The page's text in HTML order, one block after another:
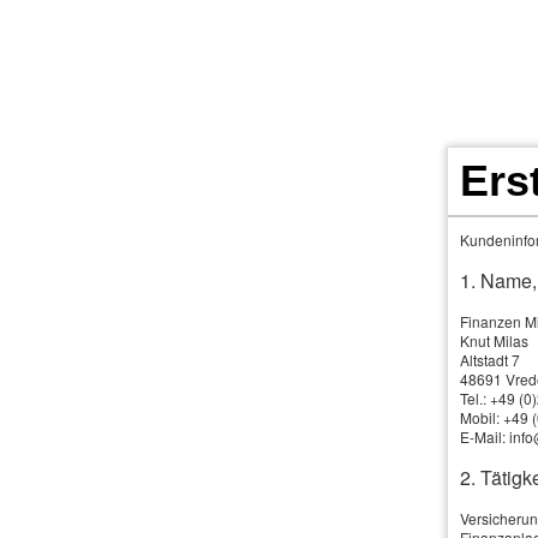
Schwe­re
gar keinen Vertrag. Eine Alternative zum privaten
un­ter­neh­men angeboten wird. Die Dred-Disease-
schweren Krank­hei­ten auftritt - zum Beispiel
1.
Finanzen
Knut Milas
Altstadt 7
48691
Tel.: +49
Mobil: +49
E-Mail:
2.